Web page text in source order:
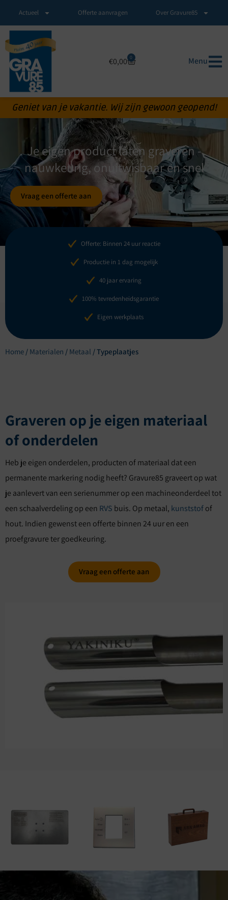
Actueel Offerte aanvragen Over Gravure85
€0,00 0 Menu
Geniet van je vakantie. Wij zijn gewoon geopend!
Je eigen product laten graveren -
nauwkeurig, onuitwisbaar en snel
Vraag een offerte aan
Offerte: Binnen 24 uur reactie
Productie in 1 dag mogelijk
40 jaar ervaring
100% tevredenheidsgarantie
Eigen werkplaats
Home / Materialen / Metaal /Typeplaatjes
Graveren op je eigen materiaal
of onderdelen
Heb je eigen onderdelen, producten of materiaal dat een
permanente markering nodig heeft? Gravure85 graveert op wat
je aanlevert van een serienummer op een machineonderdeel tot
een schaalverdeling op een RVS buis. Op metaal, kunststofof
hout. Indien gewenst een offerte binnen 24 uur en een
proefgravure ter goedkeuring.
Vraag een offerte aan